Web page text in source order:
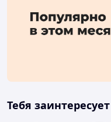
Тебя заинтересует